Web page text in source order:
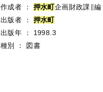
作成者 ： 押水町企画財政課∥編
出版者
： 押水町
出版年
：
1998.3
種別
： 図書